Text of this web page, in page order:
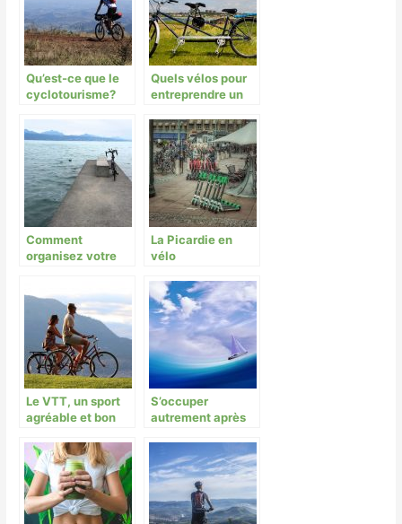
Qu’est-ce que le
cyclotourisme?
Quels vélos pour
entreprendre un
Comment
organisez votre
La Picardie en
vélo
Le VTT, un sport
agréable et bon
S’occuper
autrement après